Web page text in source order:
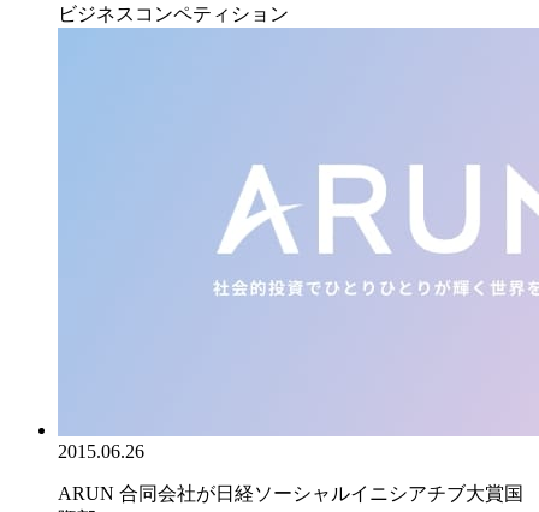
ビジネスコンペティション
2015.06.26
ARUN 合同会社が日経ソーシャルイニシアチブ大賞国